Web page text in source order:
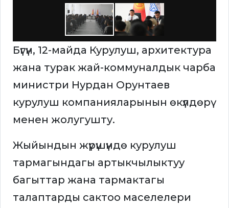
Бүгүн, 12-майда Курулуш, архитектура
жана турак жай-коммуналдык чарба
министри Нурдан Орунтаев
курулуш компанияларынын өкүлдөрү
менен жолугушту.
Жыйындын жүрүшүндө курулуш
тармагындагы артыкчылыктуу
багыттар жана тармактагы
талаптарды сактоо маселелери